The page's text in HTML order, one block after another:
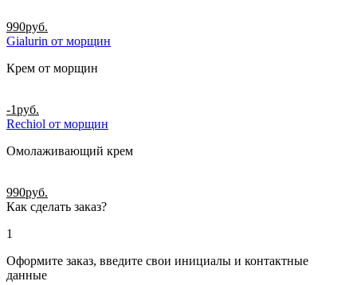
990руб.
Gialurin от морщин
Крем от морщин
-1руб.
Rechiol от морщин
Омолаживающий крем
990руб.
Как сделать заказ?
1
Оформите заказ, введите свои инициалы и контактные
данные